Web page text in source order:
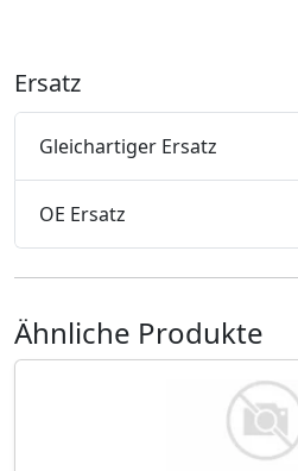
Ersatz
Gleichartiger Ersatz
OE Ersatz
Ähnliche Produkte